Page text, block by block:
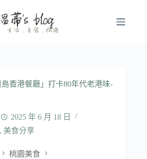
香港餐廳」打卡80年代老港味-
2025 年 6 月 18 日
, 美食分享
桃園美食